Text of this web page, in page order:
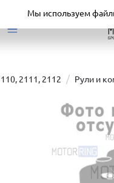
2111, 2112 Рули и
Мы используем